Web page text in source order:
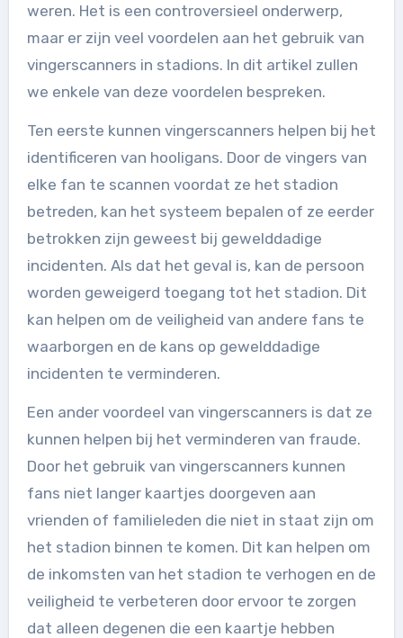
weren. Het is een controversieel onderwerp,
maar er zijn veel voordelen aan het gebruik van
vingerscanners in stadions. In dit artikel zullen
we enkele van deze voordelen bespreken.
Ten eerste kunnen vingerscanners helpen bij het
identificeren van hooligans. Door de vingers van
elke fan te scannen voordat ze het stadion
betreden, kan het systeem bepalen of ze eerder
betrokken zijn geweest bij gewelddadige
incidenten. Als dat het geval is, kan de persoon
worden geweigerd toegang tot het stadion. Dit
kan helpen om de veiligheid van andere fans te
waarborgen en de kans op gewelddadige
incidenten te verminderen.
Een ander voordeel van vingerscanners is dat ze
kunnen helpen bij het verminderen van fraude.
Door het gebruik van vingerscanners kunnen
fans niet langer kaartjes doorgeven aan
vrienden of familieleden die niet in staat zijn om
het stadion binnen te komen. Dit kan helpen om
de inkomsten van het stadion te verhogen en de
veiligheid te verbeteren door ervoor te zorgen
dat alleen degenen die een kaartje hebben